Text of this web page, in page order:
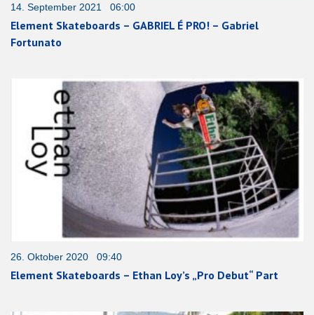
14. September 2021 06:00
Element Skateboards – GABRIEL É PRO! – Gabriel
Fortunato
26. Oktober 2020 09:40
Element Skateboards – Ethan Loy’s „Pro Debut“ Part